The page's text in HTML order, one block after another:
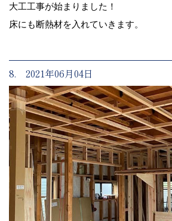
大工工事が始まりました！
床にも断熱材を入れていきます。
8. 2021年06月04日